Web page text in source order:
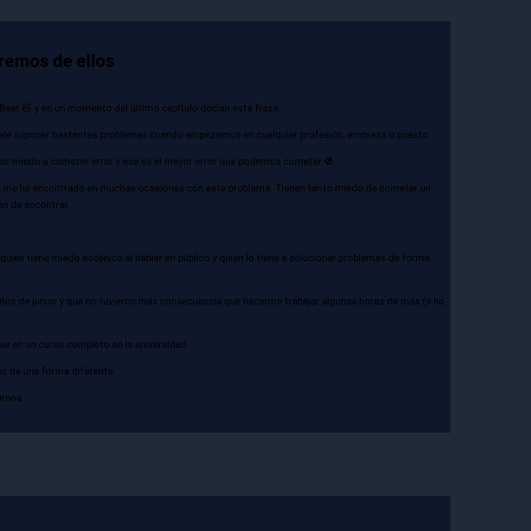
de ellos
🧸 y en un momento del último capítulo decían esta frase.
suponer bastantes problemas cuando empezamos en cualquier profesión, empresa o puesto.
miedo a cometer error y ese es el mayor error que podemos cometer.🚫
he encontrado en muchas ocasiones con este problema. Tienen tanto miedo de cometer un
de encontrar.
tiene miedo escénico al hablar en público y quien lo tiene a solucionar problemas de forma
de junior y que no tuvieron más consecuencia que hacerme trabajar algunas horas de más (y no
en un curso completo en la universidad.
de una forma diferente.